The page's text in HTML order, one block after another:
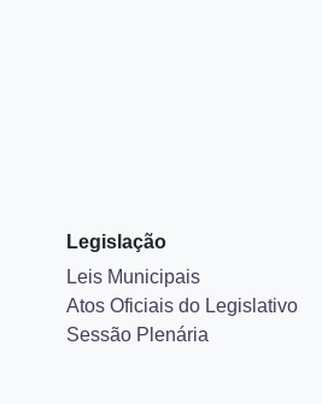
Legislação
Leis Municipais
Atos Oficiais do Legislativo
Sessão Plenária